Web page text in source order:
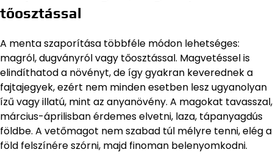
tőosztással
A menta szaporítása többféle módon lehetséges:
magról, dugványról vagy tőosztással. Magvetéssel is
elindíthatod a növényt, de így gyakran keverednek a
fajtajegyek, ezért nem minden esetben lesz ugyanolyan
ízű vagy illatú, mint az anyanövény. A magokat tavasszal,
március-áprilisban érdemes elvetni, laza, tápanyagdús
földbe. A vetőmagot nem szabad túl mélyre tenni, elég a
föld felszínére szórni, majd finoman belenyomkodni.